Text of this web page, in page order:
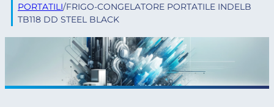
PORTATILI/FRIGO-CONGELATORE PORTATILE INDELB
TB118 DD STEEL BLACK